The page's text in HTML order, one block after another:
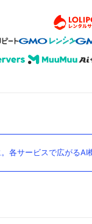
各サービスで広がるAI